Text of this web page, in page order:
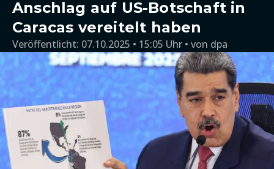
Anschlag auf US-Botschaft in
Caracas vereitelt haben
Veröffentlicht: 07.10.2025 • 15:05 Uhr von dpa